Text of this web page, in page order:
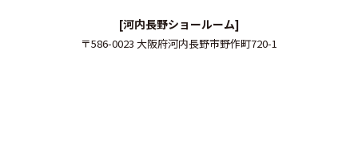
[河内長野ショールーム]
〒586-0023 大阪府河内長野市野作町720-1